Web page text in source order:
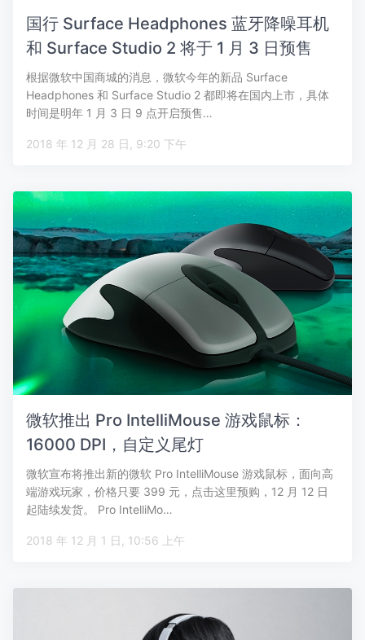
国行 Surface Headphones 蓝牙降噪耳机
和 Surface Studio 2 将于 1 月 3 日预售
根据微软中国商城的消息，微软今年的新品 Surface
Headphones 和 Surface Studio 2 都即将在国内上市，具体
时间是明年 1 月 3 日 9 点开启预售…
2018 年 12 月 28 日, 9:20 下午
微软推出 Pro IntelliMouse 游戏鼠标：
16000 DPI，自定义尾灯
微软宣布将推出新的微软 Pro IntelliMouse 游戏鼠标，面向高
端游戏玩家，价格只要 399 元，点击这里预购，12 月 12 日
起陆续发货。 Pro IntelliMo…
2018 年 12 月 1 日, 10:56 上午